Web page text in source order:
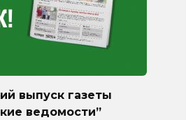
выпуск газеты
ведомости”